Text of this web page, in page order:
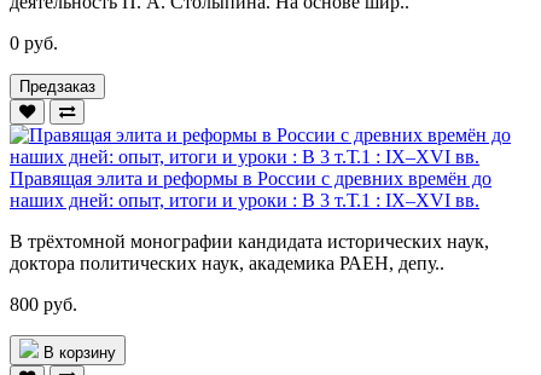
0 руб.
Предзаказ
Правящая элита и реформы в России с древних времён до
наших дней: опыт, итоги и уроки : В 3 т.Т.1 : IX–XVI вв.
В трёхтомной монографии кандидата исторических наук,
доктора политических наук, академика РАЕН, депу..
800 руб.
В корзину